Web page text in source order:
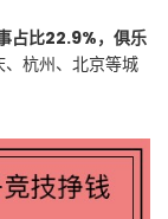
占比22.9%，俱乐
杭州、北京等城